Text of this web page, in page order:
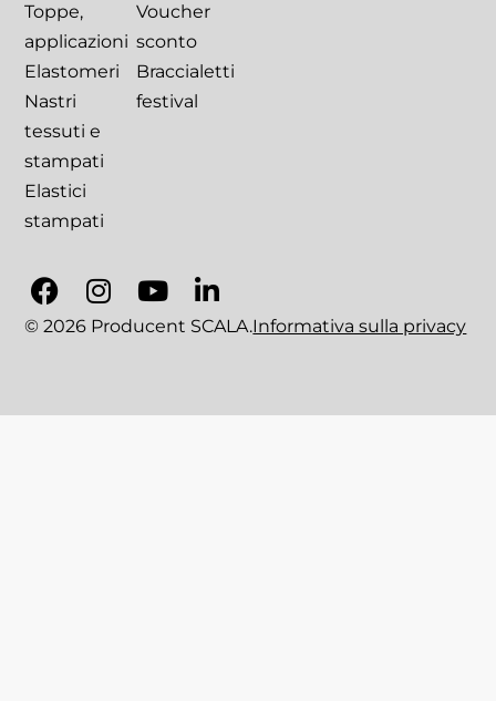
Toppe,
applicazioni
Elastomeri
Nastri
tessuti e
stampati
Elastici
stampati
Voucher
sconto
Braccialetti
festival
© 2026 Producent SCALA.Informativa sulla privacy